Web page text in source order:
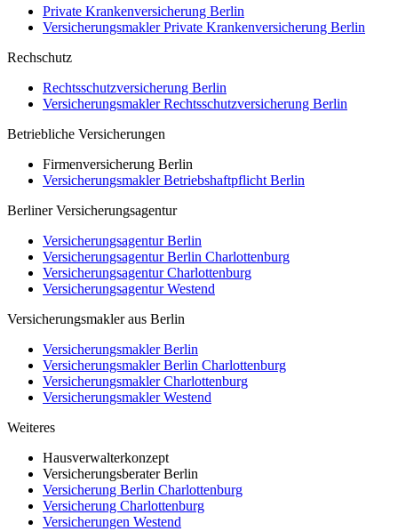
Private Krankenversicherung Berlin
Versicherungsmakler Private Krankenversicherung Berlin
Rechschutz
Rechtsschutzversicherung Berlin
Versicherungsmakler Rechtsschutzversicherung Berlin
Betriebliche Versicherungen
Firmenversicherung Berlin
Versicherungsmakler Betriebshaftpflicht Berlin
Berliner Versicherungsagentur
Versicherungsagentur Berlin
Versicherungsagentur Berlin Charlottenburg
Versicherungsagentur Charlottenburg
Versicherungsagentur Westend
Versicherungsmakler aus Berlin
Versicherungsmakler Berlin
Versicherungsmakler Berlin Charlottenburg
Versicherungsmakler Charlottenburg
Versicherungsmakler Westend
Weiteres
Hausverwalterkonzept
Versicherungsberater Berlin
Versicherung Berlin Charlottenburg
Versicherung Charlottenburg
Versicherungen Westend